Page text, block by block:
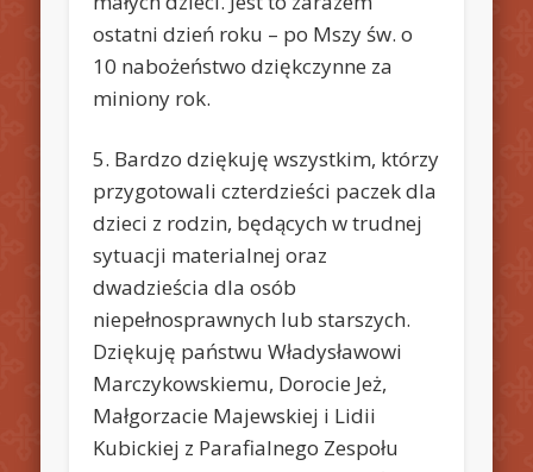
ostatni dzień roku – po Mszy św. o
10 nabożeństwo dziękczynne za
miniony rok.
5. Bardzo dziękuję wszystkim, którzy
przygotowali czterdzieści paczek dla
dzieci z rodzin, będących w trudnej
sytuacji materialnej oraz
dwadzieścia dla osób
niepełnosprawnych lub starszych.
Dziękuję państwu Władysławowi
Marczykowskiemu, Dorocie Jeż,
Małgorzacie Majewskiej i Lidii
Kubickiej z Parafialnego Zespołu